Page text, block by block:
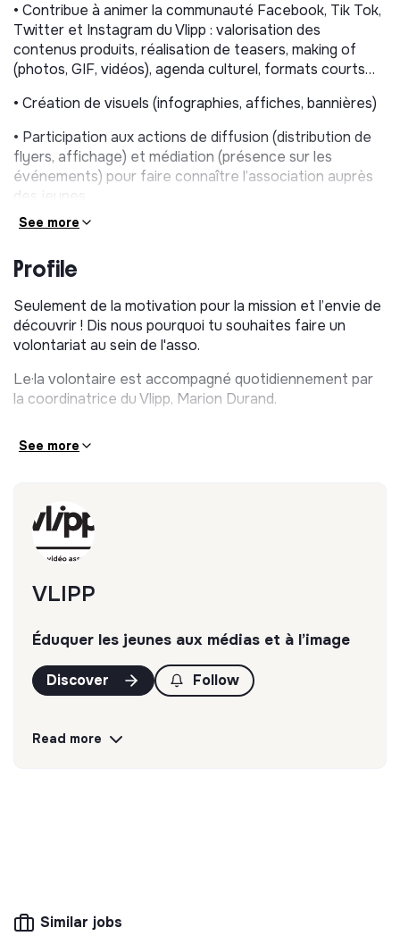
• Contribue à animer la communauté Facebook, Tik Tok,
Twitter et Instagram du Vlipp : valorisation des
contenus produits, réalisation de teasers, making of
(photos, GIF, vidéos), agenda culturel, formats courts…
• Création de visuels (infographies, affiches, bannières)
• Participation aux actions de diffusion (distribution de
flyers, affichage) et médiation (présence sur les
événements) pour faire connaître l’association auprès
des jeunes
• Participation à la vie associative (temps collectifs,
See more
Profile
Seulement de la motivation pour la mission et l’envie de
découvrir ! Dis nous pourquoi tu souhaites faire un
volontariat au sein de l'asso.
Le·la volontaire est accompagné quotidiennement par
la coordinatrice du Vlipp, Marion Durand.
See more
VLIPP
Éduquer les jeunes aux médias et à l’image
Discover Follow
Read more
Similar jobs